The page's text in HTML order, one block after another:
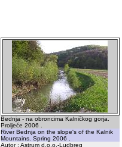
Bednja - na obroncima Kalničkog gorja.
Proljeće 2006 .
River Bednja on the slope's of the Kalnik
Mountains. Spring 2006 .
Autor : Astrum d.o.o.-Ludbreg